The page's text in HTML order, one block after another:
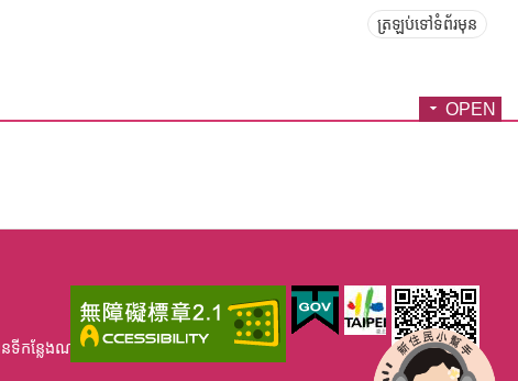
ត្រឡប់ទៅទំព័រមុន
OPEN
ទីកន្លែងណាខ្វះខាត់ សូមមេតាអនុង្គ្រោះ។